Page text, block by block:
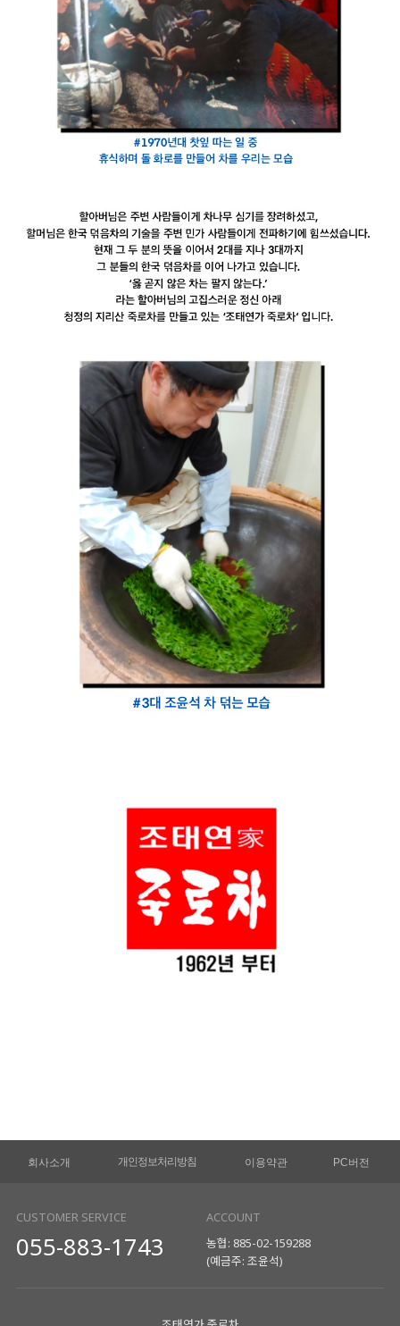
회사소개 개인정보처리방침 이용약관 PC버전
CUSTOMER SERVICE
055-883-1743
ACCOUNT
농협: 885-02-159288
(예금주: 조윤석)